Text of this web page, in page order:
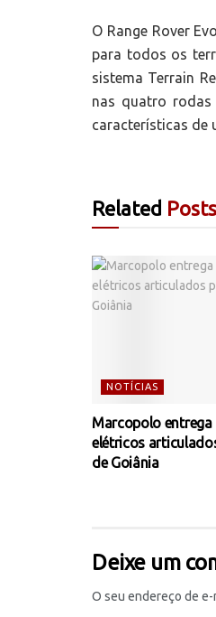
O Range Rover
para todos os
sistema Terrain
nas quatro rodas
características de
Related Posts
NOTÍCIAS
Marcopolo entrega
elétricos
de Goiânia
Deixe um
O seu endereço de